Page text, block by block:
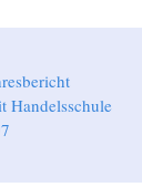
Handelsschule